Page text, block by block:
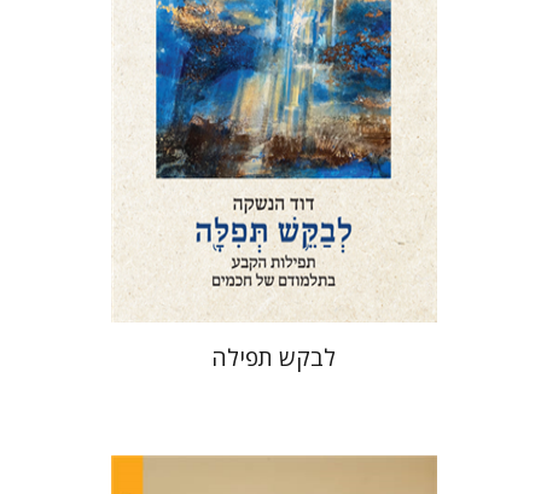
הנחת אתר ספר מודפס
$85
$76
לבקש תפילה